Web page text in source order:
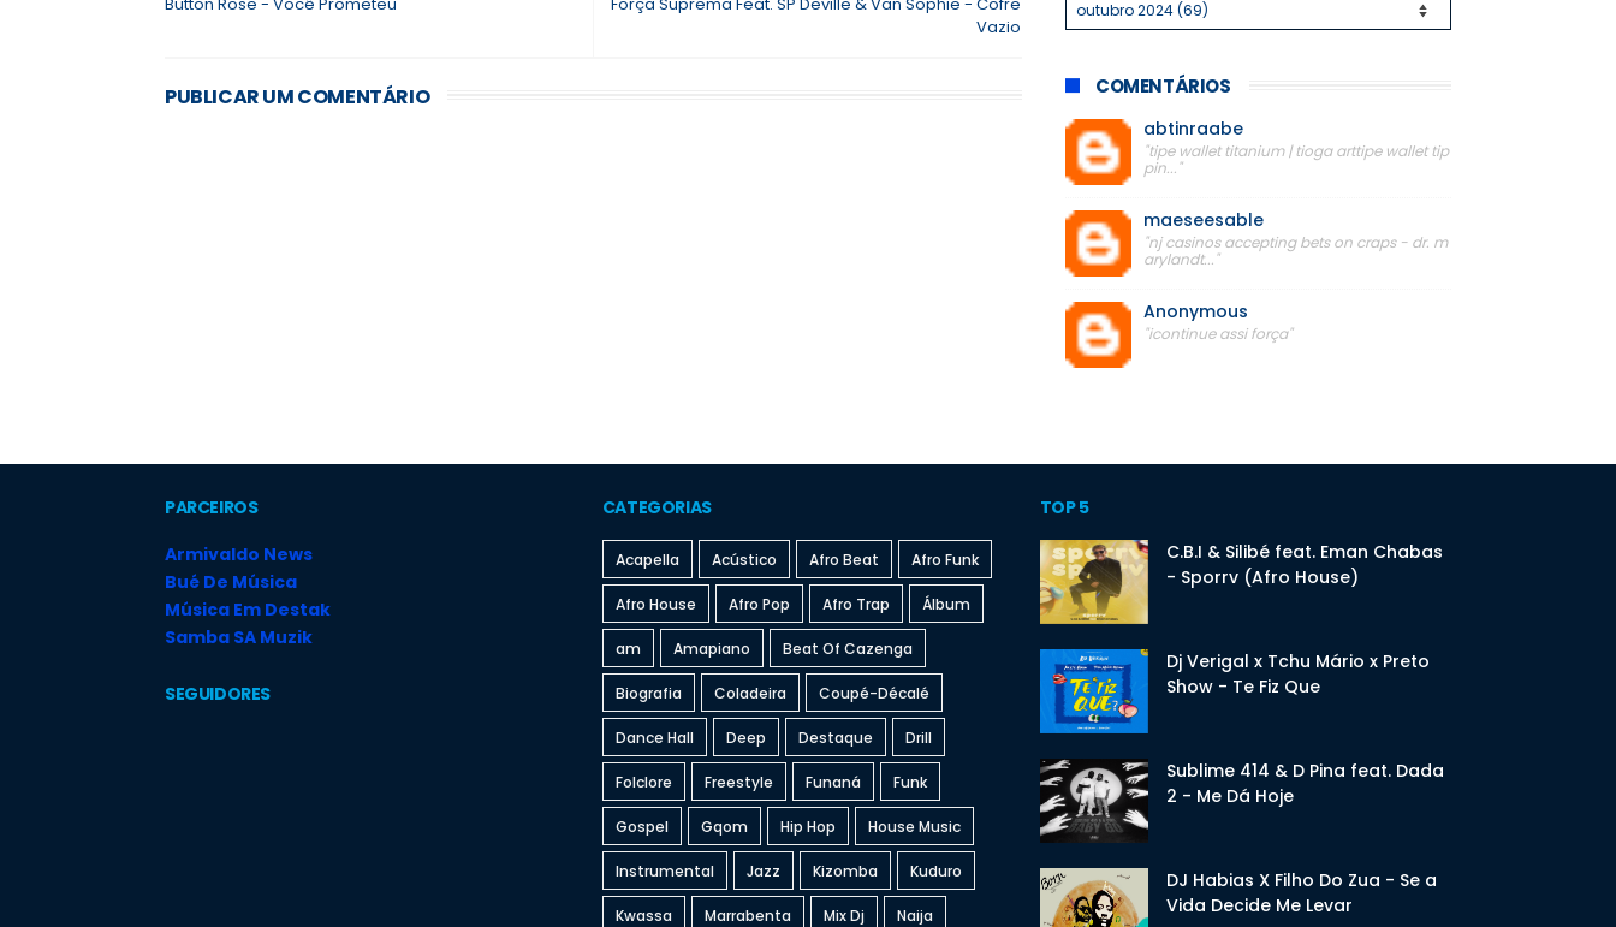
Vazio
PUBLICAR UM COMENTÁRIO COMENTÁRIOS
abtinraabe
"tipe wallet titanium | tioga arttipe wallet tip
pin..."
maeseesable
"nj casinos accepting bets on craps - dr. m
arylandt..."
Anonymous
"icontinue assi força"
PARCEIROS
Armivaldo News
Bué De Música
Música Em Destak
Samba SA Muzik
SEGUIDORES
CATEGORIAS
Acapella Acústico Afro Beat Afro Funk
Afro House Afro Pop Afro Trap Álbum
am Amapiano Beat Of Cazenga
Biografia Coladeira Coupé-Décalé
Dance Hall Deep Destaque Drill
Folclore Freestyle Funaná Funk
Gospel Gqom Hip Hop House Music
Instrumental Jazz Kizomba Kuduro
Kwassa Marrabenta Mix Dj Naija
TOP 5
C.B.I & Silibé feat. Eman Chabas
- Sporrv (Afro House)
Dj Verigal x Tchu Mário x Preto
Show - Te Fiz Que
Sublime 414 & D Pina feat. Dada
2 - Me Dá Hoje
DJ Habias X Filho Do Zua - Se a
Vida Decide Me Levar